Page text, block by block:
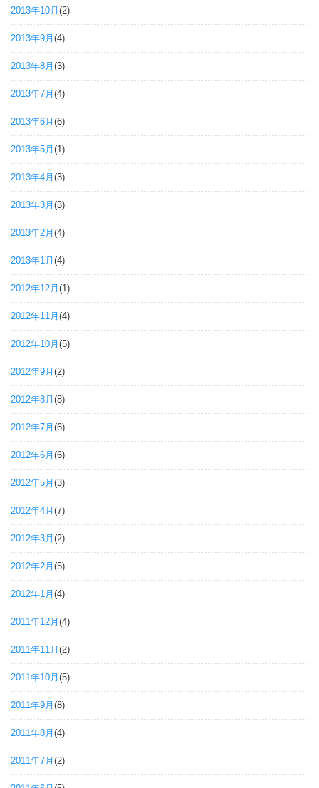
2013年10月 (2)
2013年9月 (4)
2013年8月 (3)
2013年7月 (4)
2013年6月 (6)
2013年5月 (1)
2013年4月 (3)
2013年3月 (3)
2013年2月 (4)
2013年1月 (4)
2012年12月 (1)
2012年11月 (4)
2012年10月 (5)
2012年9月 (2)
2012年8月 (8)
2012年7月 (6)
2012年6月 (6)
2012年5月 (3)
2012年4月 (7)
2012年3月 (2)
2012年2月 (5)
2012年1月 (4)
2011年12月 (4)
2011年11月 (2)
2011年10月 (5)
2011年9月 (8)
2011年8月 (4)
2011年7月 (2)